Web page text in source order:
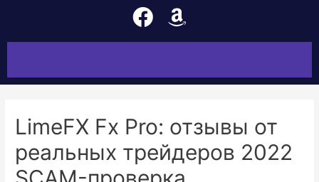
LimeFX Fx Pro: отзывы от
реальных трейдеров 2022